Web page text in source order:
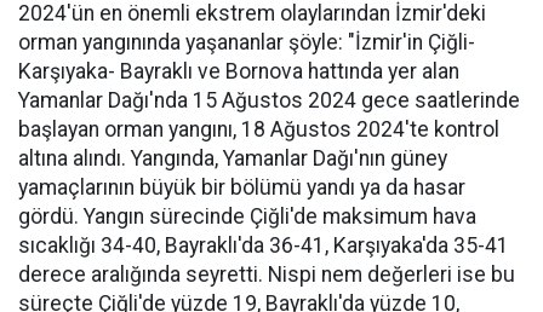
2024'ün en önemli ekstrem olaylarından İzmir'deki
orman yangınında yaşananlar şöyle: "İzmir'in Çiğli-
Karşıyaka- Bayraklı ve Bornova hattında yer alan
Yamanlar Dağı'nda 15 Ağustos 2024 gece saatlerinde
başlayan orman yangını, 18 Ağustos 2024'te kontrol
altına alındı. Yangında, Yamanlar Dağı'nın güney
yamaçlarının büyük bir bölümü yandı ya da hasar
gördü. Yangın sürecinde Çiğli'de maksimum hava
sıcaklığı 34-40, Bayraklı'da 36-41, Karşıyaka'da 35-41
derece aralığında seyretti. Nispi nem değerleri ise bu
süreçte Çiğli'de yüzde 19, Bayraklı'da yüzde 10,